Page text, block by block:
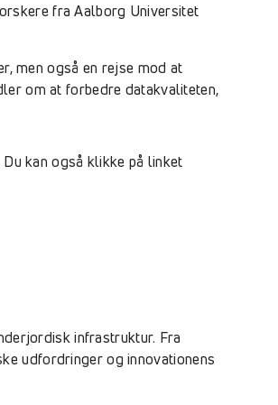
fra Aalborg Universitet
men også en rejse mod at
om at forbedre datakvaliteten,
kan også klikke på linket
infrastruktur. Fra
udfordringer og innovationens